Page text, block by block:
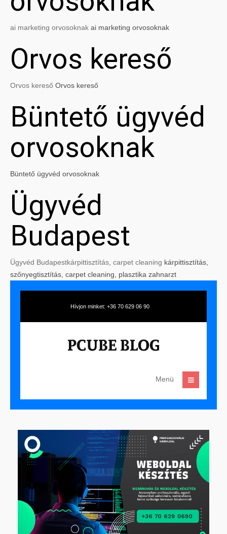
ai marketing orvosoknak ai marketing orvosoknak
Orvos kereső
Orvos kereső Orvos kereső
Büntető ügyvéd
orvosoknak
Büntető ügyvéd orvosoknak
Ügyvéd
Budapest
Ügyvéd Budapestkárpittisztítás carpet cleaning kárpittisztítás,
szőnyegtisztítás, carpet cleaning, plasztika zahnarzt
Hívjon minket: +36 70 629 06 90
Menü